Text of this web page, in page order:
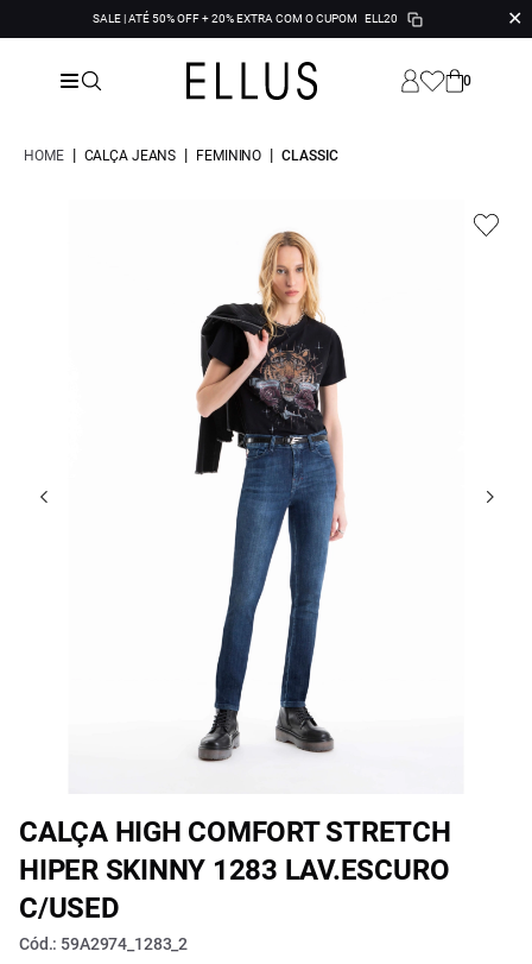
SALE | ATÉ 50% OFF + 20% EXTRA COM O CUPOM ELL20 ✕
0
HOME | CALÇA JEANS | FEMININO | CLASSIC
CALÇA HIGH COMFORT STRETCH
HIPER SKINNY 1283 LAV.ESCURO
C/USED
Cód.: 59A2974_1283_2